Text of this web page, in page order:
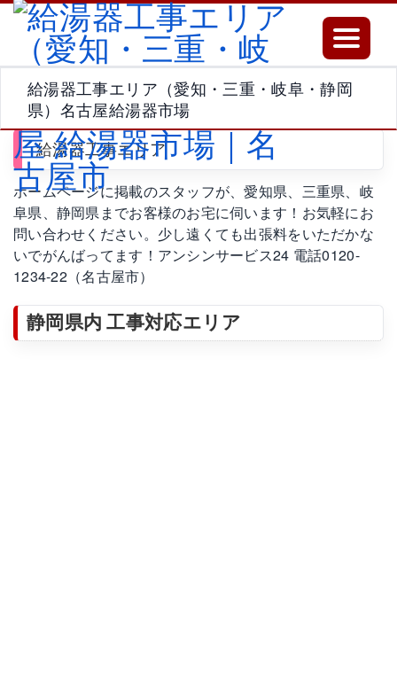
Toggle
給湯器工事エリア（愛知・三重・岐阜・静岡
県）名古屋給湯器市場
給湯器工事エリア
ホームページに掲載のスタッフが、愛知県、三重県、岐
阜県、静岡県までお客様のお宅に伺います！お気軽にお
問い合わせください。少し遠くても出張料をいただかな
いでがんばってます！アンシンサービス24 電話0120-
1234-22（名古屋市）
静岡県内 工事対応エリア